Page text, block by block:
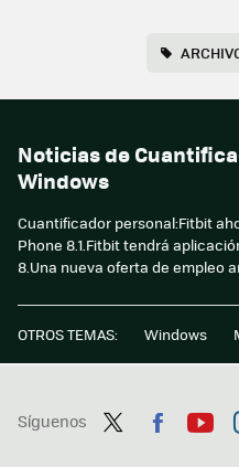
Noticias de
Windows
Cuantificador personal:Fitbit
Phone 8.1.Fitbit tendrá
8.Una nueva oferta de empleo
OTROS TEMAS: Windows
Síguenos